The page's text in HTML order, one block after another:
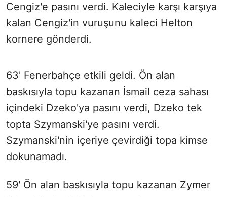
Cengiz'e pasını verdi. Kaleciyle karşı karşıya
kalan Cengiz'in vuruşunu kaleci Helton
kornere gönderdi.
63' Fenerbahçe etkili geldi. Ön alan
baskısıyla topu kazanan İsmail ceza sahası
içindeki Dzeko'ya pasını verdi, Dzeko tek
topta Szymanski'ye pasını verdi.
Szymanski'nin içeriye çevirdiği topa kimse
dokunamadı.
59' Ön alan baskısıyla topu kazanan Zymer